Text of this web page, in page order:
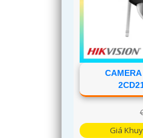
Giá